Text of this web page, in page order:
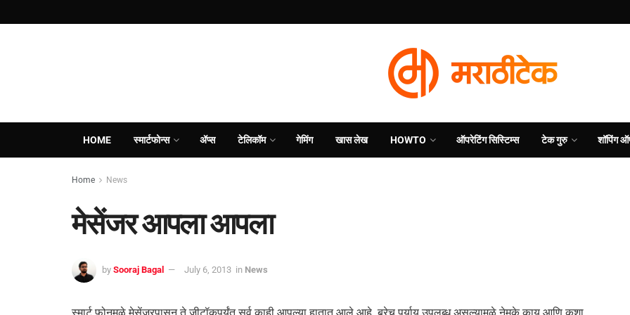
HOME स्मार्टफोन्स ॲप्स टेलिकॉम गेमिंग खास लेख HOWTO ऑपरेटिंग सिस्टिम्स टेक गुरु शॉपिंग
Home News
मेसेंजर आपला आपला
by Sooraj Bagal July 6, 2013 in News